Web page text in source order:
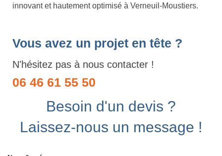
innovant et hautement optimisé à Verneuil-Moustiers.
Vous avez un projet en tête ?
N'hésitez pas à nous contacter !
06 46 61 55 50
Besoin d'un devis ?
Laissez-nous un message !